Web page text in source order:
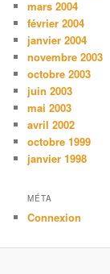
mars 2004
février 2004
janvier 2004
novembre 2003
octobre 2003
juin 2003
mai 2003
avril 2002
octobre 1999
janvier 1998
MÉTA
Connexion